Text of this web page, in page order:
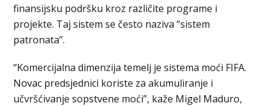
finansijsku podršku kroz različite programe i
projekte. Taj sistem se često naziva “sistem
patronata”.
“Komercijalna dimenzija temelj je sistema moći FIFA.
Novac predsjednici koriste za akumuliranje i
učvršćivanje sopstvene moći”, kaže Migel Maduro,